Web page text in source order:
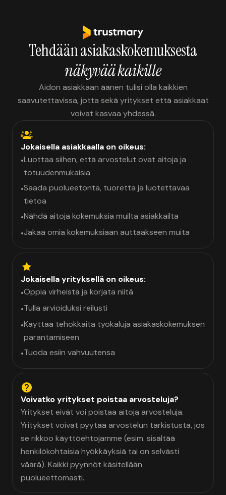
Tehdään asiakaskokemuksesta
näkyvää kaikille
Aidon asiakkaan äänen tulisi olla kaikkien
saavutettavissa, jotta sekä yritykset että asiakkaat
voivat kasvaa yhdessä.
Jokaisella asiakkaalla on oikeus:
•Luottaa siihen, että arvostelut ovat aitoja ja
totuudenmukaisia
•Saada puolueetonta, tuoretta ja luotettavaa
tietoa
•Nähdä aitoja kokemuksia muilta asiakkailta
•Jakaa omia kokemuksiaan auttaakseen muita
Jokaisella yrityksellä on oikeus:
•Oppia virheistä ja korjata niitä
•Tulla arvioiduksi reilusti
•Käyttää tehokkaita työkaluja asiakaskokemuksen
parantamiseen
•Tuoda esiin vahvuutensa
Voivatko yritykset poistaa arvosteluja?
Yritykset eivät voi poistaa aitoja arvosteluja.
Yritykset voivat pyytää arvostelun tarkistusta, jos
se rikkoo käyttöehtojamme (esim. sisältää
henkilökohtaisia hyökkäyksiä tai on selvästi
väärä). Kaikki pyynnöt käsitellään
puolueettomasti.